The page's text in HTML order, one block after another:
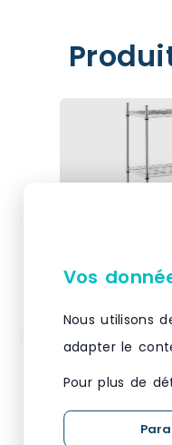
137 cm –
– métal
Vos
Nous utilisons
adapter le
Pour plus de